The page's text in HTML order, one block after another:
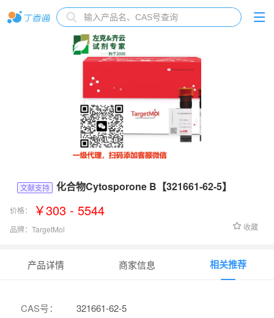
文献支持 化合物Cytosporone B【321661-62-5】
价格： ￥303 - 5544
品牌： TargetMol 收藏
产品详情 商家信息 相关推荐
CAS号：
321661-62-5